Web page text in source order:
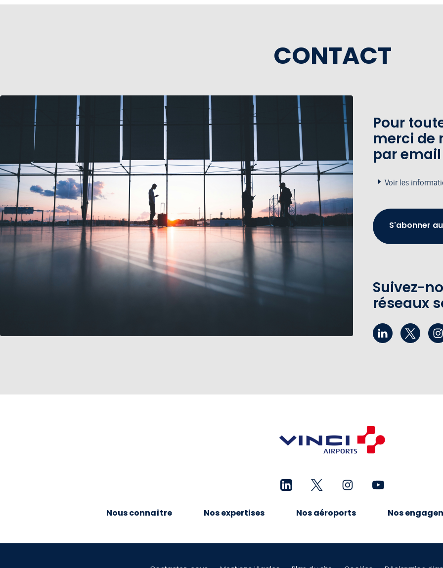
CONTACT
Pour
merci de
par
Voir les
S'abonner
Suivez-
réseaux
Nous connaître Nos expertises Nos aéroports Nos